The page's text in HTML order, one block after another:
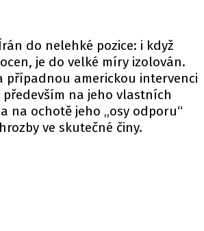
do nelehké pozice: i když
je do velké míry izolován.
případnou americkou intervenci
na jeho vlastních
na ochotě jeho „osy odporu“
ve skutečné činy.